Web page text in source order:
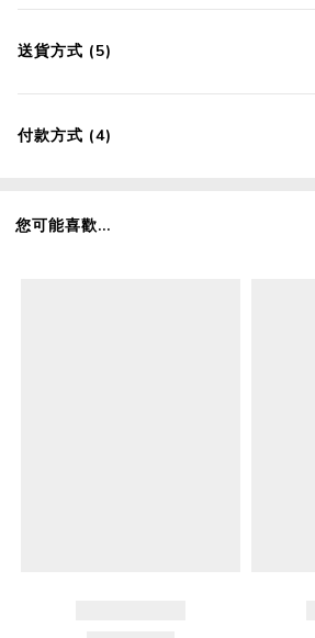
送貨方式 (5)
付款方式 (4)
您可能喜歡...